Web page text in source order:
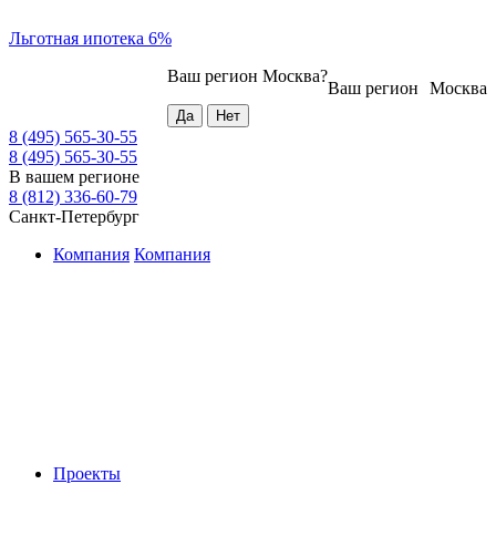
Льготная ипотека 6%
Москва
Ваш регион
Ваш регион Москва?
8 (495) 565-30-55
8 (495) 565-30-55
В вашем регионе
8 (812) 336-60-79
Санкт-Петербург
Компания Компания
Проекты